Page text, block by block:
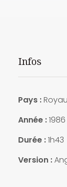
Infos
Pays :
Année :1986
Durée :1h43
Version :